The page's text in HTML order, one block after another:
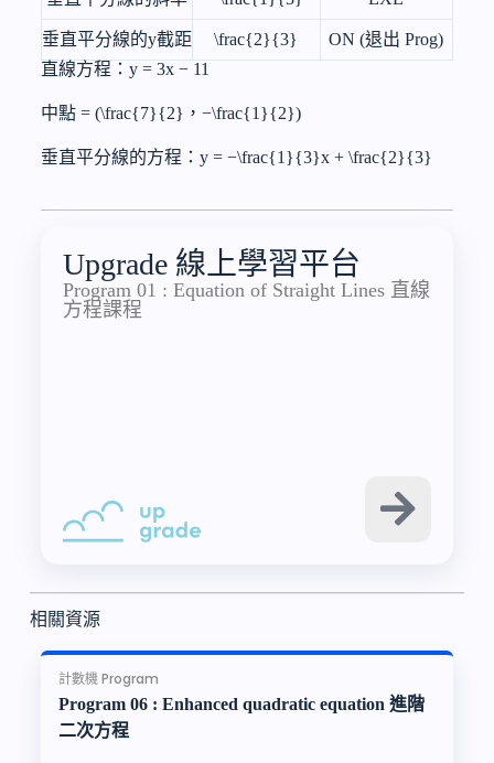
垂直平分線的y截距 \frac{2}{3}
ON (退出 Prog)
直線方程：y = 3x − 11
中點 = (\frac{7}{2} ，−\frac{1}{2})
垂直平分線的方程：y = −\frac{1}{3}x + \frac{2}{3}
Upgrade 線上學習平台
Program 01 : Equation of Straight Lines 直線
方程課程
相關資源
計數機 Program
Program 06 : Enhanced quadratic equation 進階
二次方程